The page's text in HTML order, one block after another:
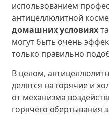
использованием
антицеллюлитной
домашних условиях
могут быть очень
только правильно
В целом,
делятся на горячие и
от механизма
горячего обертывания